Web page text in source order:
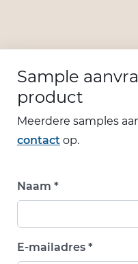
Sample
product
Meerdere samples
contact op.
Naam *
E-mailadres *